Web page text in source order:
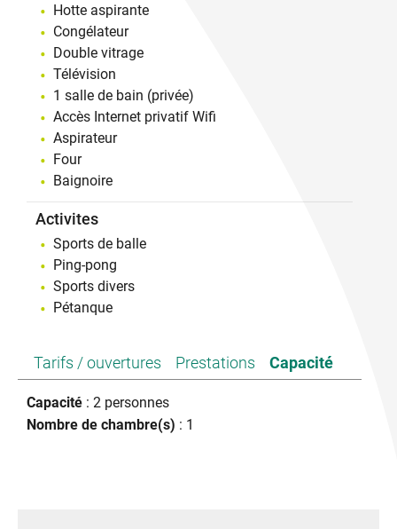
Hotte aspirante
Congélateur
Double vitrage
Télévision
1 salle de bain (privée)
Accès Internet privatif Wifi
Aspirateur
Four
Baignoire
Activites
Sports de balle
Ping-pong
Sports divers
Pétanque
Tarifs / ouvertures Prestations Capacité
Capacité : 2 personnes
Nombre de chambre(s) : 1